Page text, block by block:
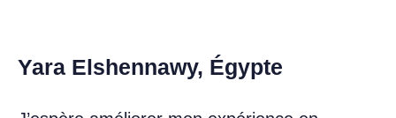
Yara Elshennawy, Égypte